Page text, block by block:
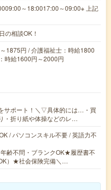
～18:0017:00～09:00※ 上記
相談OK！
1875円 / 介護福祉士：時給1800
時給1600円～2000円
サポート！＼▽具体的には…・買
・折り紙や体操などのレ…
/ パソコンスキル不要 / 英語力不
齢不問・ブランクOK★履歴書不
）★社会保険完備＼…